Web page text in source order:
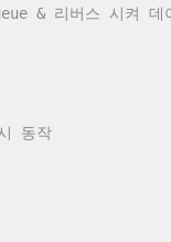
& 리버스 시켜 데
동작